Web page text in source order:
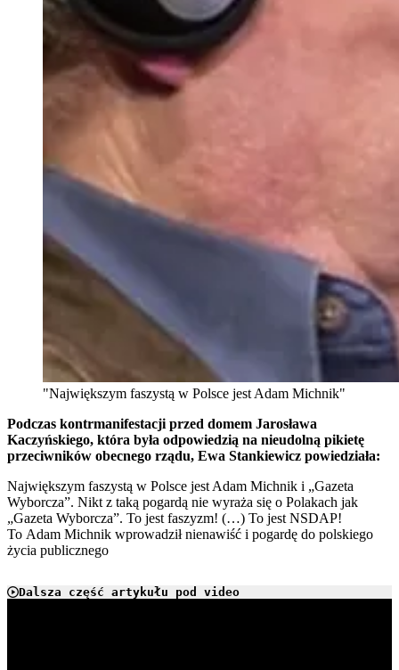
"Największym faszystą w Polsce jest Adam Michnik"
Podczas kontrmanifestacji przed domem Jarosława
Kaczyńskiego, która była odpowiedzią na nieudolną pikietę
przeciwników obecnego rządu, Ewa Stankiewicz powiedziała:
Największym faszystą w Polsce jest Adam Michnik i „Gazeta
Wyborcza”. Nikt z taką pogardą nie wyraża się o Polakach jak
„Gazeta Wyborcza”. To jest faszyzm! (…) To jest NSDAP!
To Adam Michnik wprowadził nienawiść i pogardę do polskiego
życia publicznego
Dalsza część artykułu pod video